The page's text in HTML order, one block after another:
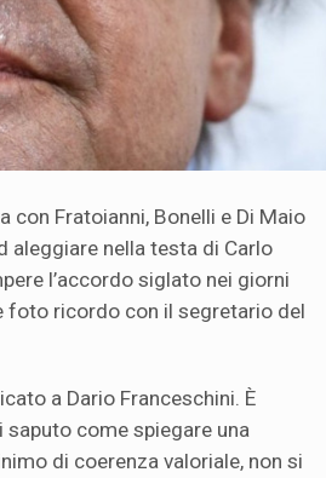
con Fratoianni, Bonelli e Di Maio
aleggiare nella testa di Carlo
l’accordo siglato nei giorni
foto ricordo con il segretario del
a Dario Franceschini. È
come spiegare una
di coerenza valoriale, non si